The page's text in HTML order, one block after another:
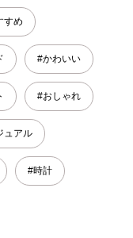
すめ
#かわいい
#おしゃれ
ュアル
#時計